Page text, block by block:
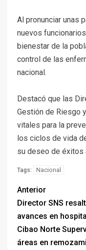
Al pronunciar unas
nuevos
bienestar de la
control de las
nacional.
Destacó que las
Gestión de Riesgo
vitales para la
los ciclos de vida
su deseo de éxitos
Tags: Nacional
Anterior
Director SNS
avances en
Cibao Norte
áreas en